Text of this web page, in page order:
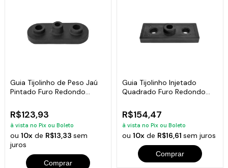
Guia Tijolinho de Peso Jaú
Pintado Furo Redondo
R$123,93
à vista no Pix ou Boleto
ou10x de R$13,33sem
juros
Comprar
Guia Tijolinho Injetado
Quadrado Furo Redondo
R$154,47
à vista no Pix ou Boleto
ou 10xde R$16,61 sem juros
Comprar